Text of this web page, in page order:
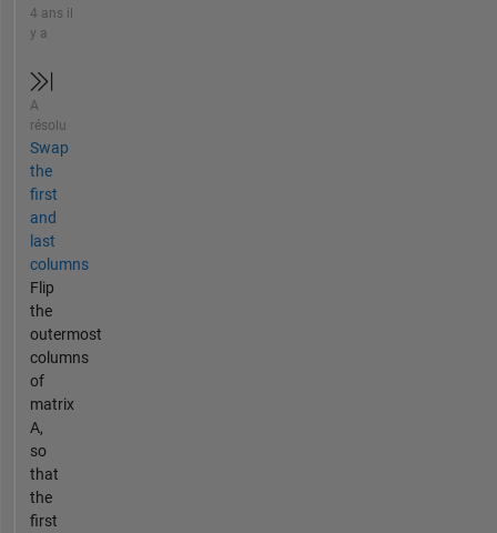
4 ans il
y a
A
résolu
Swap
the
first
and
last
columns
Flip
the
outermost
columns
of
matrix
A,
so
that
the
first